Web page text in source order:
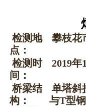
检测地
点：
攀枝花
检测时
间：
2019年
桥梁结
构：
单塔斜
与T型